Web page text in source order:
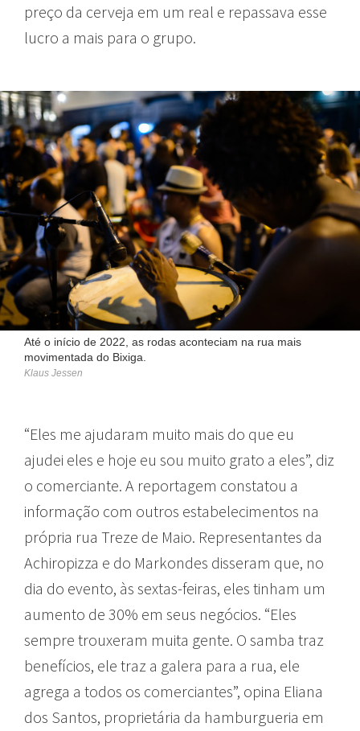
preço da cerveja em um real e repassava esse
lucro a mais para o grupo.
Até o início de 2022, as rodas aconteciam na rua mais
movimentada do Bixiga.
Klaus Jessen
“Eles me ajudaram muito mais do que eu
ajudei eles e hoje eu sou muito grato a eles”, diz
o comerciante. A reportagem constatou a
informação com outros estabelecimentos na
própria rua Treze de Maio. Representantes da
Achiropizza e do Markondes disseram que, no
dia do evento, às sextas-feiras, eles tinham um
aumento de 30% em seus negócios. “Eles
sempre trouxeram muita gente. O samba traz
benefícios, ele traz a galera para a rua, ele
agrega a todos os comerciantes”, opina Eliana
dos Santos, proprietária da hamburgueria em